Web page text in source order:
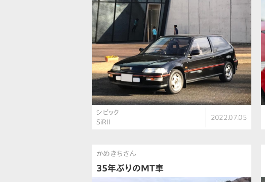
シビック
SiRII
2022.07.05
かめきちさん
35年ぶりのMT車